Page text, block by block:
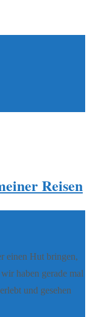
Reisen
einen Hut bringen,
haben gerade mal
und gesehen